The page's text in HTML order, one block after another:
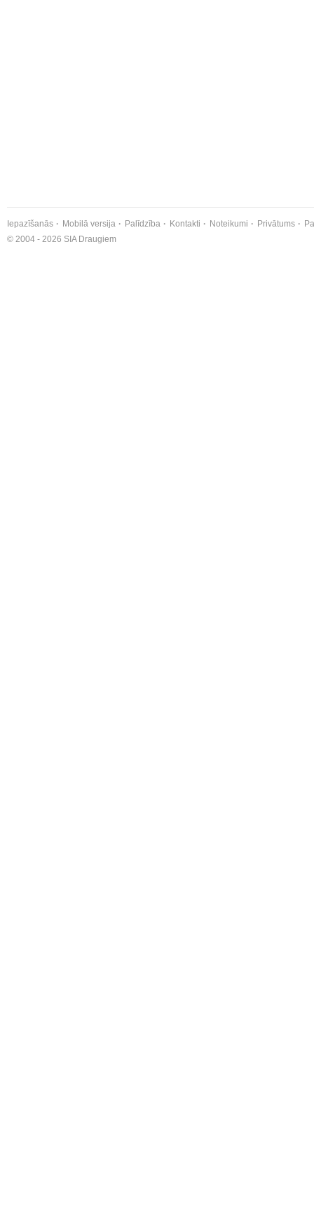
Iepazīšanās Mobilā versija Palīdzība Kontakti Noteikumi Privātums
© 2004 - 2026 SIA Draugiem